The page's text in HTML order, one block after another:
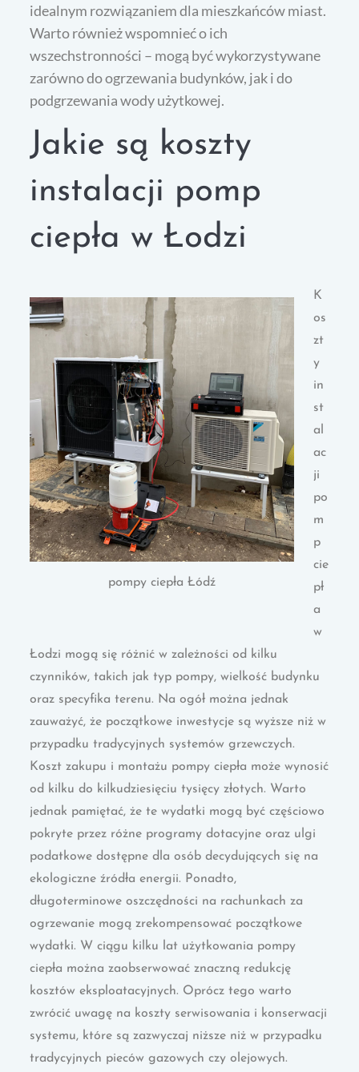
idealnym rozwiązaniem dla mieszkańców miast.
Warto również wspomnieć o ich
wszechstronności – mogą być wykorzystywane
zarówno do ogrzewania budynków, jak i do
podgrzewania wody użytkowej.
Jakie są koszty
instalacji pomp
ciepła w Łodzi
pompy ciepła Łódź
K
os
zt
y
in
st
al
ac
ji
po
m
p
cie
pł
a
w
Łodzi mogą się różnić w zależności od kilku
czynników, takich jak typ pompy, wielkość budynku
oraz specyfika terenu. Na ogół można jednak
zauważyć, że początkowe inwestycje są wyższe niż w
przypadku tradycyjnych systemów grzewczych.
Koszt zakupu i montażu pompy ciepła może wynosić
od kilku do kilkudziesięciu tysięcy złotych. Warto
jednak pamiętać, że te wydatki mogą być częściowo
pokryte przez różne programy dotacyjne oraz ulgi
podatkowe dostępne dla osób decydujących się na
ekologiczne źródła energii. Ponadto,
długoterminowe oszczędności na rachunkach za
ogrzewanie mogą zrekompensować początkowe
wydatki. W ciągu kilku lat użytkowania pompy
ciepła można zaobserwować znaczną redukcję
kosztów eksploatacyjnych. Oprócz tego warto
zwrócić uwagę na koszty serwisowania i konserwacji
systemu, które są zazwyczaj niższe niż w przypadku
tradycyjnych pieców gazowych czy olejowych.